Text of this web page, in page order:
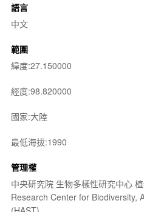
語言
中文
範圍
緯度:27.150000
經度:98.820000
國家:大陸
最低海拔:1990
管理權
中央研究院 生物多樣性研究中心
Research Center for Biodiversity,